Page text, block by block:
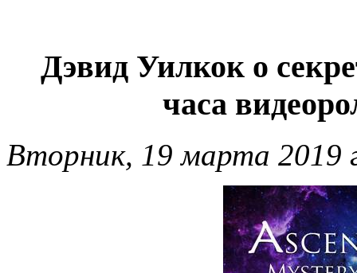
Дэвид Уилкок о
часа
Вторник, 19 марта 2019